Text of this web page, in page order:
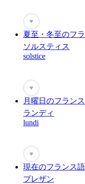
♥
夏至・冬至のフ
ソルスティス
solstice
♥
月曜日のフラン
ランディ
lundi
♥
現在のフランス語
プレザン